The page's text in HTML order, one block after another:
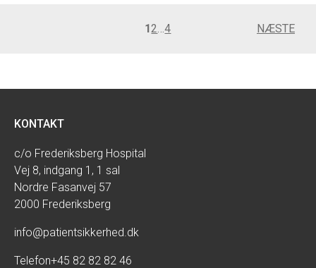
Indlægsinddeling
12 …4 NÆSTE
KONTAKT
c/o Frederiksberg Hospital
Vej 8, indgang 1, 1 sal
Nordre Fasanvej 57
2000 Frederiksberg
info@patientsikkerhed.dk
Telefon+45 82 82 82 46